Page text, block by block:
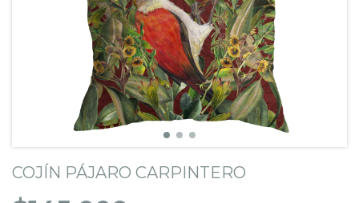
COJÍN PÁJARO CARPINTERO